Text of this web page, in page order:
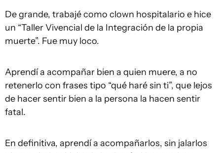
De grande, trabajé como clown hospitalario e hice
un “Taller Vivencial de la Integración de la propia
muerte”. Fue muy loco.
Aprendí a acompañar bien a quien muere, a no
retenerlo con frases tipo “qué haré sin ti”, que lejos
de hacer sentir bien a la persona la hacen sentir
fatal.
En definitiva, aprendí a acompañarlos, sin jalarlos